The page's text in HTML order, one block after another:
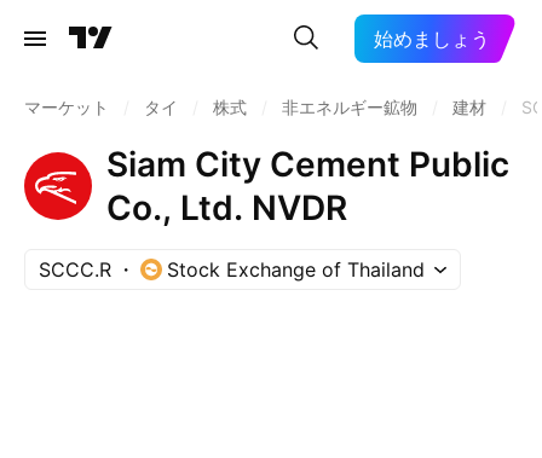
始めましょう
マーケット タイ 株式 非エネルギー鉱物 建材
Siam City Cement Public
Co., Ltd. NVDR
SCCC.R Stock Exchange of Thailand